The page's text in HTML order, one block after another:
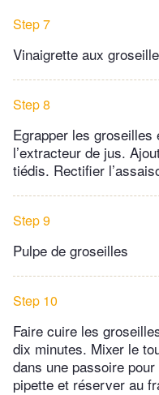
Step 7
Vinaigrette aux
Step 8
Egrapper les
l’extracteur de jus.
tiédis. Rectifier
Step 9
Pulpe de groseilles
Step 10
Faire cuire les
dix minutes. Mixer le
dans une passoire
pipette et réserver au